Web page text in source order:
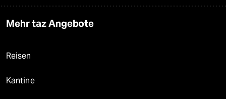
Mehr taz Angebote
Reisen
Kantine